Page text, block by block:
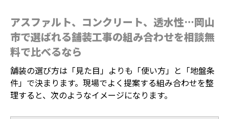
アスファルト、コンクリート、透水性…岡山
市で選ばれる舗装工事の組み合わせを相談無
料で比べるなら
舗装の選び方は「見た目」よりも「使い方」と「地盤条
件」で決まります。現場でよく提案する組み合わせを整
理すると、次のようなイメージになります。